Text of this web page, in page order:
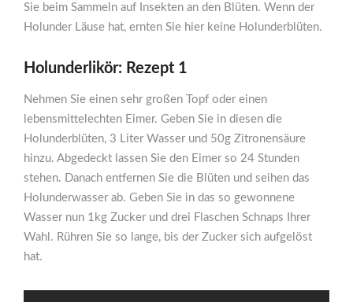
Sie beim Sammeln auf Insekten an den Blüten. Wenn der
Holunder Läuse hat, ernten Sie hier keine Holunderblüten.
Holunderlikör: Rezept 1
Nehmen Sie einen sehr großen Topf oder einen
lebensmittelechten Eimer. Geben Sie in diesen die
Holunderblüten, 3 Liter Wasser und 50g Zitronensäure
hinzu. Abgedeckt lassen Sie den Eimer so 24 Stunden
stehen. Danach entfernen Sie die Blüten und seihen das
Holunderwasser ab. Geben Sie in das so gewonnene
Wasser nun 1kg Zucker und drei Flaschen Schnaps Ihrer
Wahl. Rühren Sie so lange, bis der Zucker sich aufgelöst
hat.